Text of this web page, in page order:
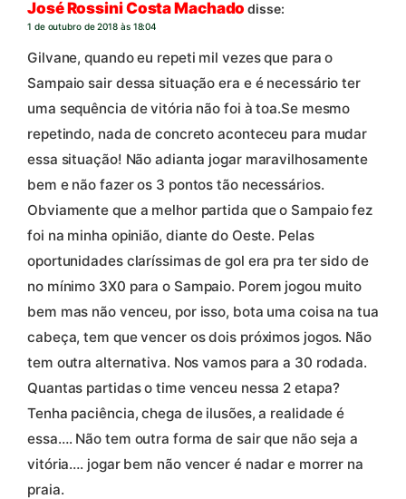
José Rossini Costa Machado disse:
1 de outubro de 2018 às 18:04
Gilvane, quando eu repeti mil vezes que para o
Sampaio sair dessa situação era e é necessário ter
uma sequência de vitória não foi à toa.Se mesmo
repetindo, nada de concreto aconteceu para mudar
essa situação! Não adianta jogar maravilhosamente
bem e não fazer os 3 pontos tão necessários.
Obviamente que a melhor partida que o Sampaio fez
foi na minha opinião, diante do Oeste. Pelas
oportunidades claríssimas de gol era pra ter sido de
no mínimo 3X0 para o Sampaio. Porem jogou muito
bem mas não venceu, por isso, bota uma coisa na tua
cabeça, tem que vencer os dois próximos jogos. Não
tem outra alternativa. Nos vamos para a 30 rodada.
Quantas partidas o time venceu nessa 2 etapa?
Tenha paciência, chega de ilusões, a realidade é
essa…. Não tem outra forma de sair que não seja a
vitória…. jogar bem não vencer é nadar e morrer na
praia.